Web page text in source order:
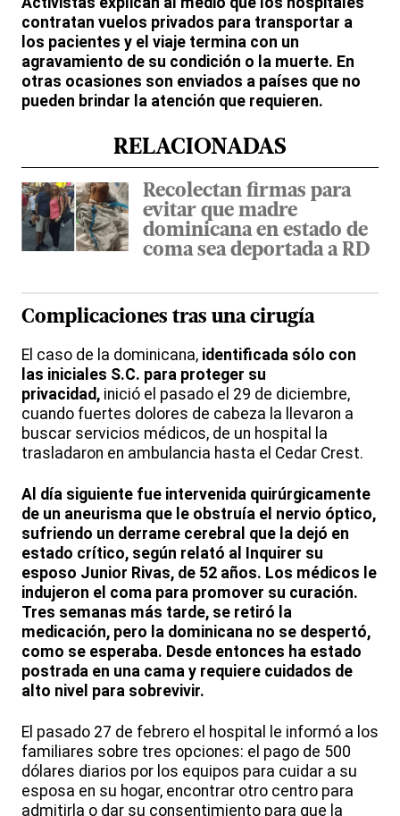
contratan vuelos privados para transportar a
los pacientes y el viaje termina con un
agravamiento de su condición o la muerte. En
otras ocasiones son enviados a países que no
pueden brindar la atención que requieren.
RELACIONADAS
Recolectan firmas para
evitar que madre
dominicana en estado de
coma sea deportada a RD
Complicaciones tras una cirugía
El caso de la dominicana, identificada sólo con
las iniciales S.C. para proteger su
privacidad, inició el pasado el 29 de diciembre,
cuando fuertes dolores de cabeza la llevaron a
buscar servicios médicos, de un hospital la
trasladaron en ambulancia hasta el Cedar Crest.
Al día siguiente fue intervenida quirúrgicamente
de un aneurisma que le obstruía el nervio óptico,
sufriendo un derrame cerebral que la dejó en
estado crítico, según relató al Inquirer su
esposo Junior Rivas, de 52 años. Los médicos le
indujeron el coma para promover su curación.
Tres semanas más tarde, se retiró la
medicación, pero la dominicana no se despertó,
como se esperaba. Desde entonces ha estado
postrada en una cama y requiere cuidados de
alto nivel para sobrevivir.
El pasado 27 de febrero el hospital le informó a los
familiares sobre tres opciones: el pago de 500
dólares diarios por los equipos para cuidar a su
esposa en su hogar, encontrar otro centro para
admitirla o dar su consentimiento para que la